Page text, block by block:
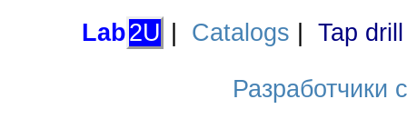
Lab2U Catalogs Tap
Разработчики